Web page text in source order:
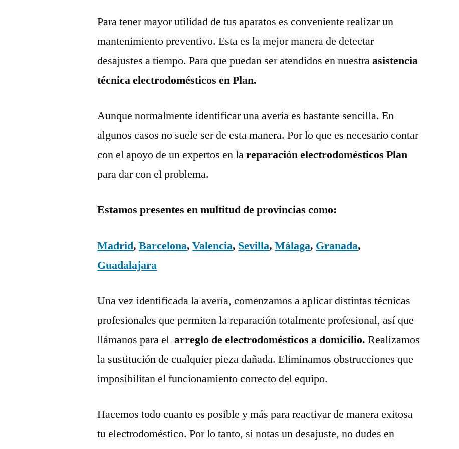
Para tener mayor utilidad de tus aparatos es conveniente realizar un
mantenimiento preventivo. Esta es la mejor manera de detectar
desajustes a tiempo. Para que puedan ser atendidos en nuestraasistencia
técnica electrodomésticos en Plan.
Aunque normalmente identificar una avería es bastante sencilla. En
algunos casos no suele ser de esta manera. Por lo que es necesario contar
con el apoyo de un expertos en lareparación electrodomésticos Plan
para dar con el problema.
Estamos presentes en multitud de provincias como:
Madrid,Barcelona,Valencia, Sevilla,Málaga, Granada,
Guadalajara
Una vez identificada la avería, comenzamos a aplicar distintas técnicas
profesionales que permiten la reparación totalmente profesional, así que
llámanos para el arreglo de electrodomésticos a domicilio.Realizamos
la sustitución de cualquier pieza dañada. Eliminamos obstrucciones que
imposibilitan el funcionamiento correcto del equipo.
Hacemos todo cuanto es posible y más para reactivar de manera exitosa
tu electrodoméstico. Por lo tanto, si notas un desajuste, no dudes en